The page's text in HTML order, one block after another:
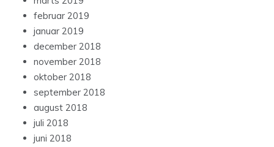
februar 2019
januar 2019
december 2018
november 2018
oktober 2018
september 2018
august 2018
juli 2018
juni 2018